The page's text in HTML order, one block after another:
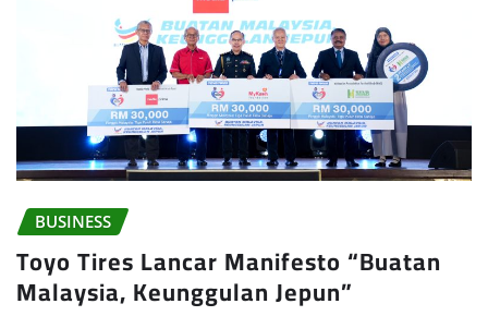
BUSINESS
Toyo Tires Lancar Manifesto “Buatan
Malaysia, Keunggulan Jepun”